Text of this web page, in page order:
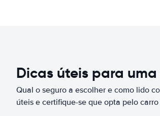
Dicas úteis para
Qual o seguro a escolher e como lido
úteis e certifique-se que opta pelo